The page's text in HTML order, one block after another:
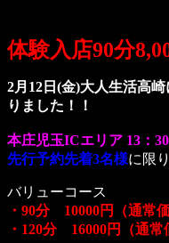
体験入店90分
2月12日(金)大人生活高崎
りました！！
本庄児玉ICエリア 13：3
先行予約先着3名様に限り
バリューコース
・90分 10000円（通常
・120分 16000円（通常